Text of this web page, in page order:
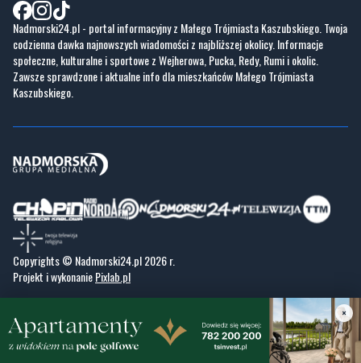
Nadmorski24.pl - portal informacyjny z Małego Trójmiasta Kaszubskiego. Twoja
codzienna dawka najnowszych wiadomości z najbliższej okolicy. Informacje
społeczne, kulturalne i sportowe z Wejherowa, Pucka, Redy, Rumi i okolic.
Zawsze sprawdzone i aktualne info dla mieszkańców Małego Trójmiasta
Kaszubskiego.
Copyrights © Nadmorski24.pl 2026 r.
Projekt i wykonaniePixlab.pl
×